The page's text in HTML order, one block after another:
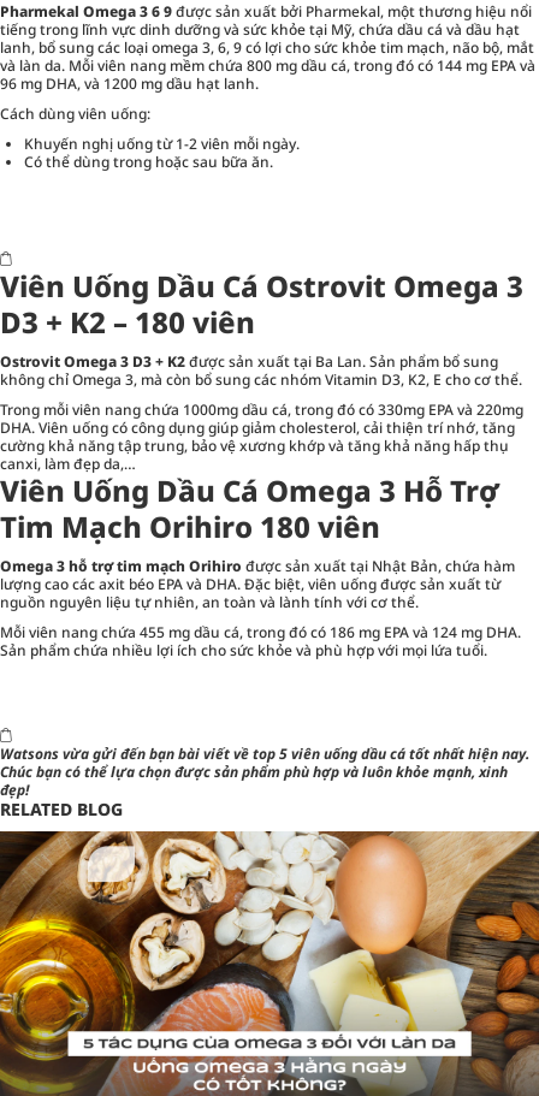
Pharmekal Omega 3 6 9được sản xuất bởi Pharmekal, một thương hiệu nổi
tiếng trong lĩnh vực dinh dưỡng và sức khỏe tại Mỹ, chứa dầu cá và dầu hạt
lanh, bổ sung các loại omega 3, 6, 9 có lợi cho sức khỏe tim mạch, não bộ, mắt
và làn da. Mỗi viên nang mềm chứa 800 mg dầu cá, trong đó có 144 mg EPA và
96 mg DHA, và 1200 mg dầu hạt lanh.
Cách dùng viên uống:
Khuyến nghị uống từ 1-2 viên mỗi ngày.
Có thể dùng trong hoặc sau bữa ăn.
Viên Uống Dầu Cá Ostrovit Omega 3
D3 + K2 – 180 viên
Ostrovit Omega 3 D3 + K2được sản xuất tại Ba Lan. Sản phẩm bổ sung
không chỉ Omega 3, mà còn bổ sung các nhóm Vitamin D3, K2, E cho cơ thể.
Trong mỗi viên nang chứa 1000mg dầu cá, trong đó có 330mg EPA và 220mg
DHA. Viên uống có công dụng giúp giảm cholesterol, cải thiện trí nhớ, tăng
cường khả năng tập trung, bảo vệ xương khớp và tăng khả năng hấp thụ
canxi, làm đẹp da,…
Viên Uống Dầu Cá Omega 3 Hỗ Trợ
Tim Mạch Orihiro 180 viên
Omega 3 hỗ trợ tim mạch Orihiro được sản xuất tại Nhật Bản, chứa hàm
lượng cao các axit béo EPA và DHA. Đặc biệt, viên uống được sản xuất từ
nguồn nguyên liệu tự nhiên, an toàn và lành tính với cơ thể.
Mỗi viên nang chứa 455 mg dầu cá, trong đó có 186 mg EPA và 124 mg DHA.
Sản phẩm chứa nhiều lợi ích cho sức khỏe và phù hợp với mọi lứa tuổi.
Watsons vừa gửi đến bạn bài viết về top 5 viên uống dầu cá tốt nhất hiện nay.
Chúc bạn có thể lựa chọn được sản phẩm phù hợp và luôn khỏe mạnh, xinh
đẹp!
RELATED BLOG